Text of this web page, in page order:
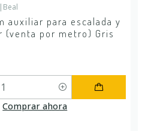
Beal
auxiliar para escalada y
(venta por metro) Gris
Comprar ahora